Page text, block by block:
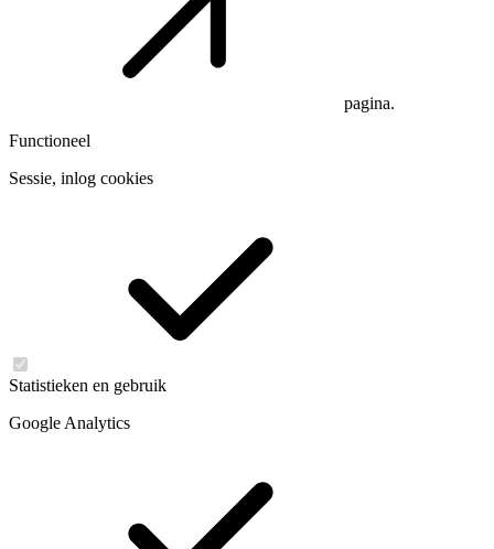
pagina.
Functioneel
Sessie, inlog cookies
Statistieken en gebruik
Google Analytics